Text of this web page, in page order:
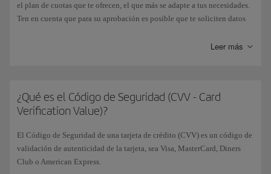
el plan de cuotas que te ofrecen, el que más se adapte a tus necesidades.
Ten en cuenta que para su aprobación es posible que te soliciten datos
podemos ofrecerte esta opción en España. En ciertos países, también
puedes realizar el pago aplazado con algunas tarjetas bancarias,
Leer más
¿Qué es el Código de Seguridad (CVV - Card
Verification Value)?
El Código de Seguridad de una tarjeta de crédito (CVV) es un código de
validación de autenticidad de la tarjeta, sea Visa, MasterCard, Diners
Club o American Express.